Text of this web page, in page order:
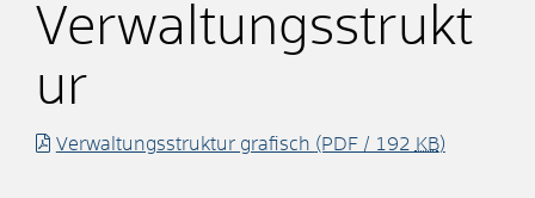
Verwaltungsstrukt
ur
Verwaltungsstruktur grafisch (PDF / 192 KB)